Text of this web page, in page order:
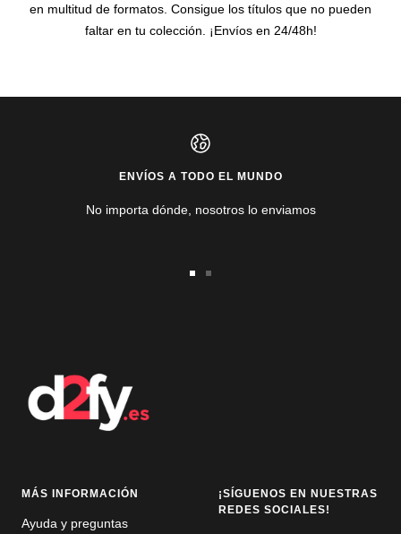
en multitud de formatos. Consigue los títulos que no pueden
faltar en tu colección. ¡Envíos en 24/48h!
ENVÍOS A TODO EL MUNDO
No importa dónde, nosotros lo enviamos
MÁS INFORMACIÓN
Ayuda y preguntas
¡SÍGUENOS EN NUESTRAS
REDES SOCIALES!